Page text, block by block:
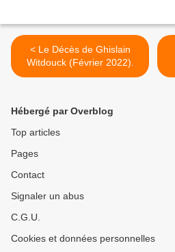
< Le Décès de Ghislain
Witdouck (Février 2022).
Hébergé par Overblog
Top articles
Pages
Contact
Signaler un abus
C.G.U.
Cookies et données personnelles